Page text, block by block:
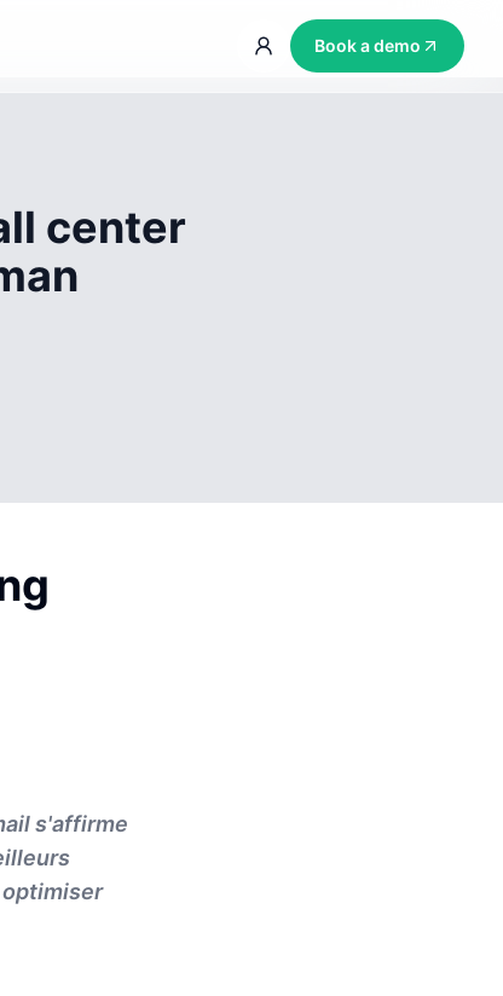
Book a demo
center
s'affirme
optimiser